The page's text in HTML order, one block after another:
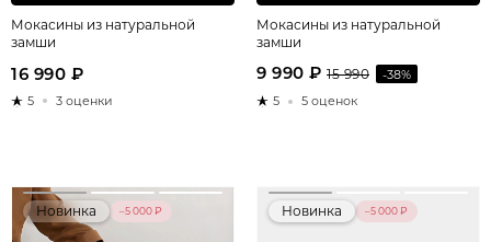
Мокасины из натуральной
замши
16 990 ₽
5 3 оценки
Мокасины из натуральной
замши
9 990 ₽ 15 990
-38%
5
5 оценок
Новинка –5 000 ₽ Новинка –5 000 ₽